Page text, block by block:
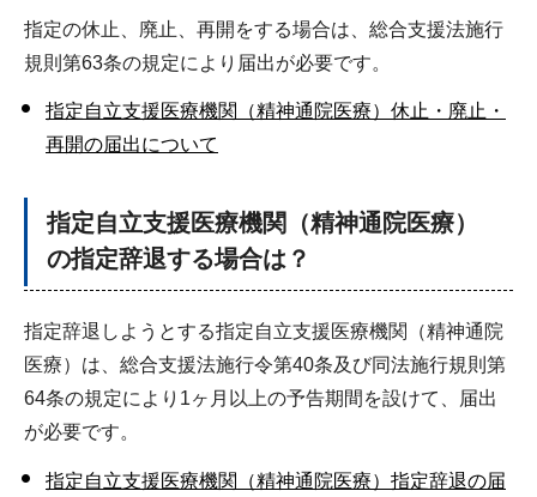
指定の休止、廃止、再開をする場合は、総合支援法施行
規則第63条の規定により届出が必要です。
指定自立支援医療機関（精神通院医療）休止・廃止・
再開の届出について
指定自立支援医療機関（精神通院医療）
の指定辞退する場合は？
指定辞退しようとする指定自立支援医療機関（精神通院
医療）は、総合支援法施行令第40条及び同法施行規則第
64条の規定により1ヶ月以上の予告期間を設けて、届出
が必要です。
指定自立支援医療機関（精神通院医療）指定辞退の届